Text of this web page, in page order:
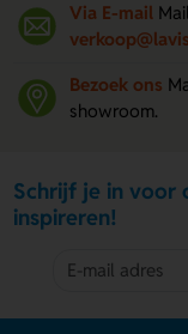
Via E-mail
Bezoek ons
showroom.
Schrijf je in voor
inspireren!